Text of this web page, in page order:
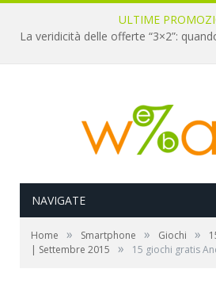
ULTIME
NAVIGATE
Home » Smartphone » Giochi »
| Settembre 2015
» 15 giochi gratis